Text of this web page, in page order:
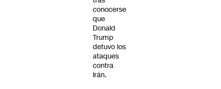
conocerse
que
Donald
Trump
detuvo los
ataques
contra
Irán.